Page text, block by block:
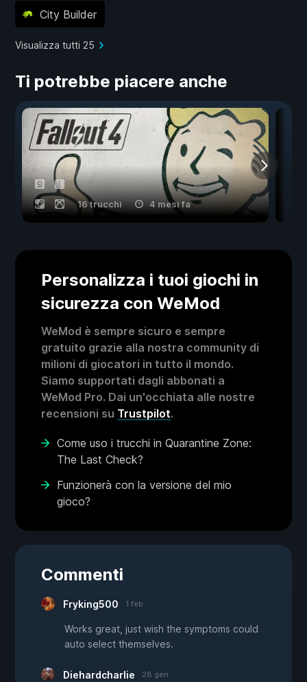
City Builder
Visualizza tutti 25
Ti potrebbe piacere anche
16 trucchi 4 mesi fa
Personalizza i tuoi giochi in
sicurezza con WeMod
WeMod è sempre sicuro e sempre
gratuito grazie alla nostra community di
milioni di giocatori in tutto il mondo.
Siamo supportati dagli abbonati a
WeMod Pro. Dai un'occhiata alle nostre
recensioni su Trustpilot.
Come uso i trucchi in Quarantine Zone:
The Last Check?
Funzionerà con la versione del mio
gioco?
Commenti
Fryking500 1 feb
Works great, just wish the symptoms could
auto select themselves.
Diehardcharlie 28 gen